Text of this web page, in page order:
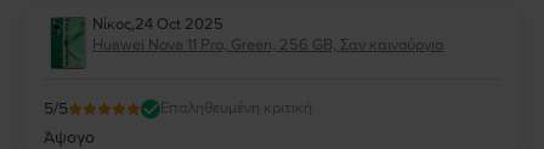
Νίκος,24 Oct 2025
Huawei Nova 11 Pro, Green, 256 GB, Σαν καινούργιο
5/5 Επαληθευμένη κριτική
Άψογο